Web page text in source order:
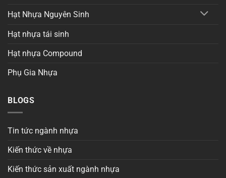
Hạt Nhựa Nguyên Sinh
Hạt nhựa tái sinh
Hạt nhựa Compound
Phụ Gia Nhựa
BLOGS
Tin tức ngành nhựa
Kiến thức về nhựa
Kiến thức sản xuất ngành nhựa